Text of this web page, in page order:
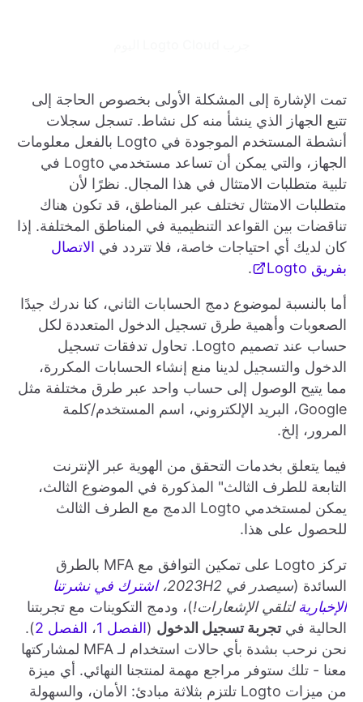
تمت الإشارة إلى المشكلة الأولى بخصوص الحاجة إلى
تتبع الجهاز الذي ينشأ منه كل نشاط. تسجل سجلات
أنشطة المستخدم الموجودة في Logto بالفعل معلومات
الجهاز، والتي يمكن أن تساعد مستخدمي Logto في
تلبية متطلبات الامتثال في هذا المجال. نظرًا لأن
متطلبات الامتثال تختلف عبر المناطق، قد تكون هناك
تناقضات بين القواعد التنظيمية في المناطق المختلفة. إذا
كان لديك أي احتياجات خاصة، فلا تتردد في الاتصال
بفريق Logto
.
أما بالنسبة لموضوع دمج الحسابات الثاني، كنا ندرك جيدًا
الصعوبات وأهمية طرق تسجيل الدخول المتعددة لكل
حساب عند تصميم Logto. تحاول تدفقات تسجيل
الدخول والتسجيل لدينا منع إنشاء الحسابات المكررة،
مما يتيح الوصول إلى حساب واحد عبر طرق مختلفة مثل
Google، البريد الإلكتروني، اسم المستخدم/كلمة
المرور، إلخ.
فيما يتعلق بخدمات التحقق من الهوية عبر الإنترنت
التابعة للطرف الثالث" المذكورة في الموضوع الثالث،
يمكن لمستخدمي Logto الدمج مع الطرف الثالث
للحصول على هذا.
تركز Logto على تمكين التوافق مع MFA بالطرق
السائدة (سيصدر في 2023H2،
اشترك في نشرتنا
الإخبارية لتلقي الإشعارات!)، ودمج التكوينات مع تجربتنا
الحالية فيتجربة تسجيل الدخول (الفصل 1 ، الفصل 2
).
نحن نرحب بشدة بأي حالات استخدام لـ MFA لمشاركتها
معنا - تلك ستوفر مراجع مهمة لمنتجنا النهائي. أي ميزة
من ميزات Logto تلتزم بثلاثة مبادئ: الأمان، والسهولة